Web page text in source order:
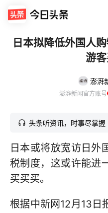
日本拟降低外国人
游
澎湃
澎湃新闻官方账号
头条听资讯，时事尽掌握
日本或将放宽访日外
税制度，这或许能进
买买买。
根据中新网12月13日